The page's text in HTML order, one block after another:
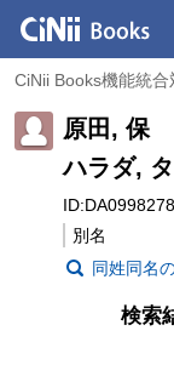
CiNii Books機能統
原田, 保
ハラダ,
別名
同姓同名
検索